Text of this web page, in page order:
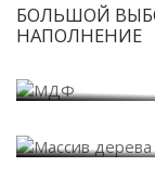
БОЛЬШОЙ
НАПОЛНЕНИЕ